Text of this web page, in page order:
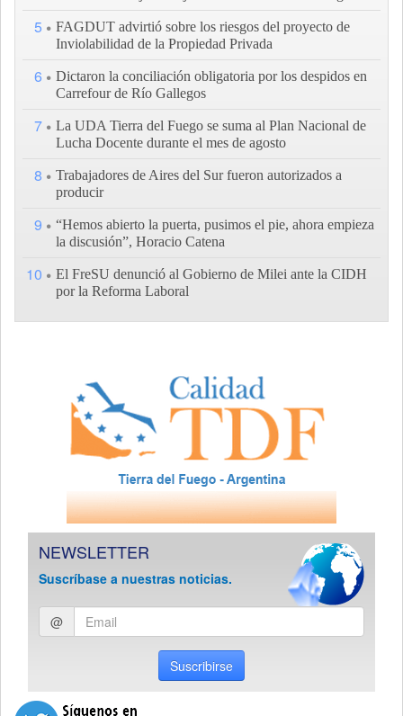
5
FAGDUT advirtió sobre los riesgos del proyecto de
Inviolabilidad de la Propiedad Privada
6
Dictaron la conciliación obligatoria por los despidos en
Carrefour de Río Gallegos
7
La UDA Tierra del Fuego se suma al Plan Nacional de
Lucha Docente durante el mes de agosto
8
Trabajadores de Aires del Sur fueron autorizados a
producir
9
“Hemos abierto la puerta, pusimos el pie, ahora empieza
la discusión”, Horacio Catena
10
El FreSU denunció al Gobierno de Milei ante la CIDH
por la Reforma Laboral
NEWSLETTER
Suscríbase a nuestras noticias.
Ingresar
email
@
Suscribirse